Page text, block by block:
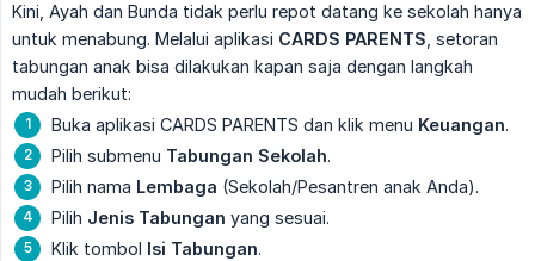
Kini, Ayah dan Bunda tidak perlu repot datang ke sekolah hanya
untuk menabung. Melalui aplikasi CARDS PARENTS , setoran
tabungan anak bisa dilakukan kapan saja dengan langkah
mudah berikut:
Buka aplikasi CARDS PARENTS dan klik menu Keuangan.
Pilih submenu Tabungan Sekolah.
Pilih nama Lembaga (Sekolah/Pesantren anak Anda).
Pilih Jenis Tabungan yang sesuai.
Klik tombol Isi Tabungan.